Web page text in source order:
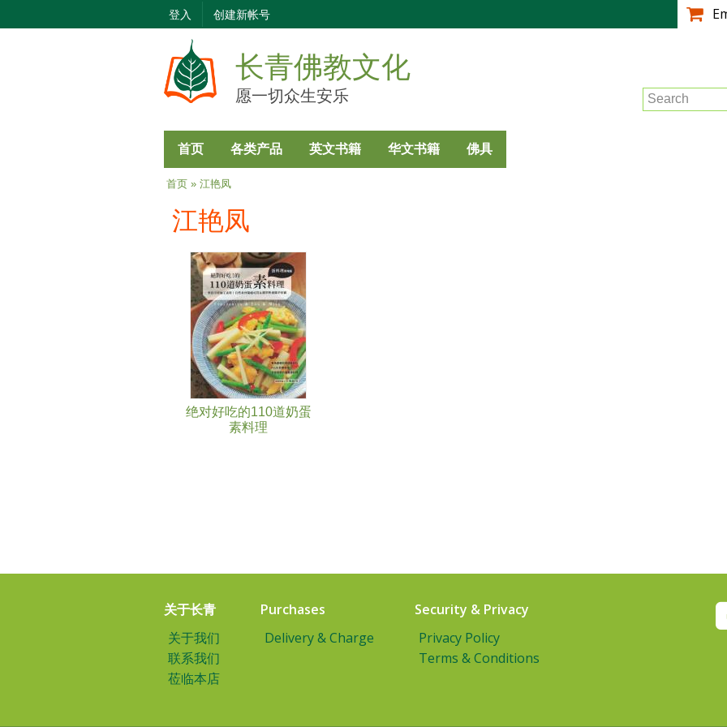
转
登入 创建新帐号
长青佛教文化
愿一切众生安乐 Search
首页 各类产品 英文书籍 华文书籍 佛具
当前位置
首页» 江艳凤
江艳凤
绝对好吃的110道奶蛋
素料理
关于长青
关于我们
联系我们
莅临本店
Purchases
Delivery & Charge
Security & Privacy
Privacy Policy
Terms & Conditions